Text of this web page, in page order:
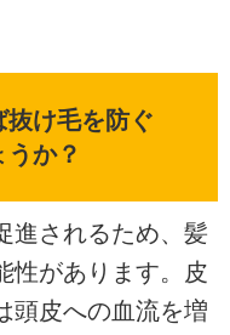
抜け毛を防ぐ
か？
進されるため、髪
性があります。皮
頭皮への血流を増